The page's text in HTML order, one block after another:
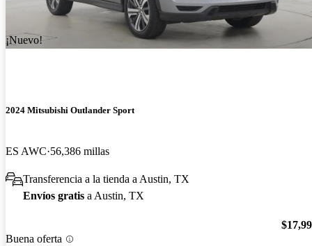
¡Nuevo!
2024 Mitsubishi Outlander Sport
ES AWC 56,386 millas
Transferencia a la tienda a Austin, TX
Envíos gratis a Austin, TX
Buena oferta